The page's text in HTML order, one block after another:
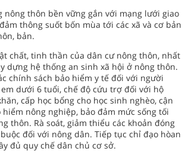
nông thôn bền vững gắn với mạng lưới giao
thông suốt bốn mùa tới các xã và cơ bản
bản.
chất, tinh thần của dân cư nông thôn, nhất
dựng hệ thống an sinh xã hội ở nông thôn.
chính sách bảo hiểm y tế đối với người
dưới 6 tuổi, chế độ cứu trợ đối với hộ
cấp học bổng cho học sinh nghèo, cận
nông nghiệp, bảo đảm mức sống tối
thôn. Rà soát, giảm thiểu các khoản đóng
đối với nông dân. Tiếp tục chỉ đạo hòan
đủ quy chế dân chủ cơ sở.